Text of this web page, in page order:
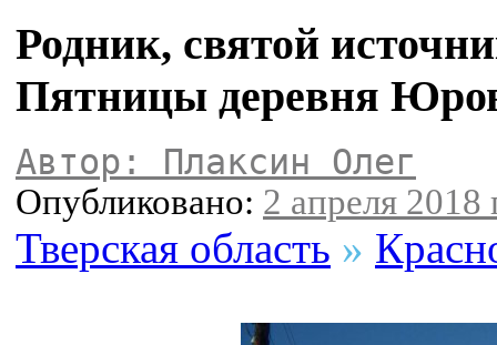
Родник, святой
Пятницы деревня
Автор: Плаксин Олег
Опубликовано: 2 апреля 2018
Тверская область »